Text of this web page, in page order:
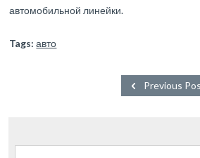
автомобильной линейки.
Tags: авто
Previous
Найти: